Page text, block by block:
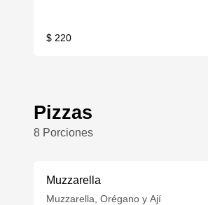
$ 220
Pizzas
8 Porciones
Muzzarella
Muzzarella, Orégano y Ají